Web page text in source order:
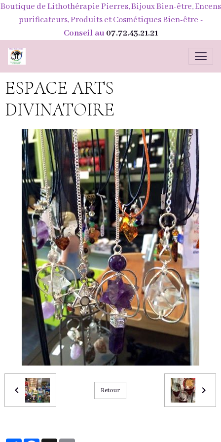
Boutique de Lithothérapie Pierres, Bijoux Bien-être, Encens
purificateurs, Produits et Cosmétiques Bien-être -
Conseil au 07.72.43.21.21
ESPACE ARTS
DIVINATOIRE
Retour